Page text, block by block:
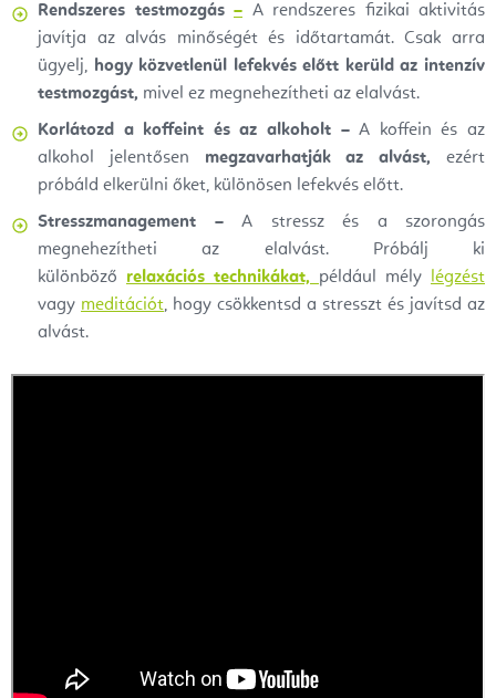
Rendszeres testmozgás – A rendszeres fizikai aktivitás
javítja az alvás minőségét és időtartamát. Csak arra
ügyelj, hogy közvetlenül lefekvés előtt kerüld az intenzív
testmozgást, mivel ez megnehezítheti az elalvást.
Korlátozd a koffeint és az alkoholt –A koffein és az
alkohol jelentősen megzavarhatják az alvást, ezért
próbáld elkerülni őket, különösen lefekvés előtt.
Stresszmanagement – A stressz és a szorongás
megnehezítheti az elalvást. Próbálj ki
különböző relaxációs technikákat, például mély légzést
vagy meditációt, hogy csökkentsd a stresszt és javítsd az
alvást.